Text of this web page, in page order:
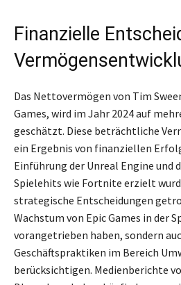
Finanzielle
Das Nettovermögen von Tim
Games, wird im Jahr 2024 auf
geschätzt. Diese beträchtliche
ein Ergebnis von finanziellen
Einführung der Unreal Engine und
Spielehits wie Fortnite erzielt
strategische Entscheidungen
Wachstum von Epic Games in der
vorangetrieben haben, sondern
Geschäftspraktiken im Bereich
berücksichtigen. Medienberichte